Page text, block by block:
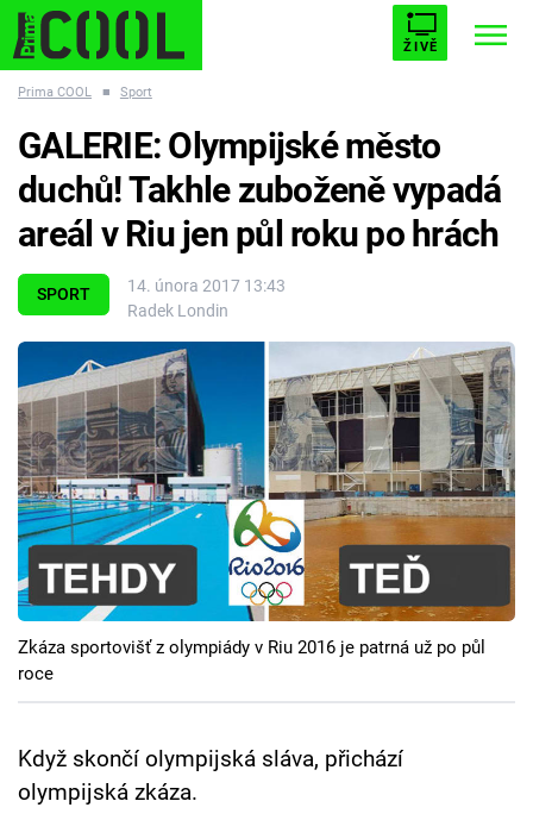
ŽIVĚ
ESCAPE PLNEJ KOTEL AVENGERS 5
Témata
Filmy
Seriály
Hry
Cool Esport
Pořady
TV Program
Přihlášení
Prima COOL ■ Sport
SPORT
14. února 2017 13:43
Radek Londin
GALERIE: Olympijské město
duchů! Takhle zuboženě vypadá
areál v Riu jen půl roku po hrách
Zkáza sportovišť z olympiády v Riu 2016 je patrná už po půl
roce
Když skončí olympijská sláva, přichází
olympijská zkáza.